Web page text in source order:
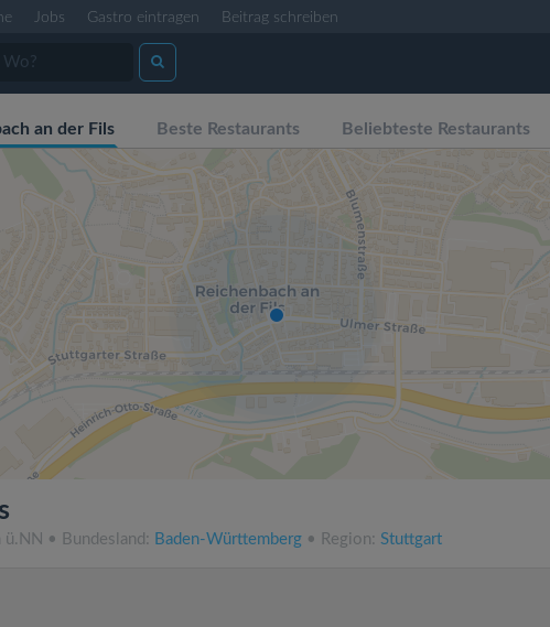
Jobs Gastro eintragen Beitrag schreiben
an der Fils Beste Restaurants Beliebteste Restaurants
• Bundesland: Baden-Württemberg • Region: Stuttgart